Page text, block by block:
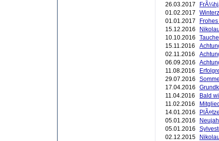
26.03.2017
01.02.2017
01.01.2017
15.12.2016
10.10.2016
15.11.2016
02.11.2016
06.09.2016
11.08.2016
29.07.2016
17.04.2016
11.04.2016
Bald
11.02.2016
14.01.2016
05.01.2016
05.01.2016
02.12.2015